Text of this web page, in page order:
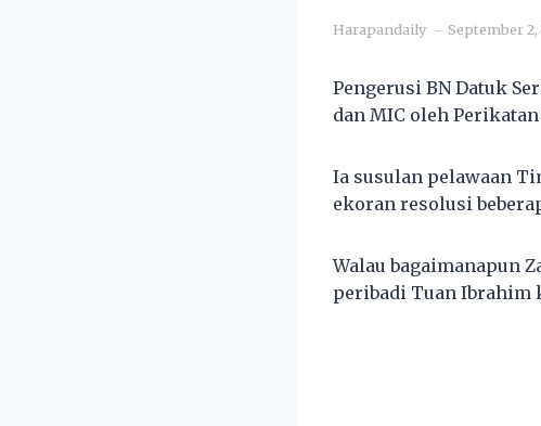
Harapandaily September 2,
Pengerusi BN Datuk
dan MIC oleh
Ia susulan pelawaan
ekoran resolusi
Walau bagaimanapun
peribadi Tuan Ibrahim